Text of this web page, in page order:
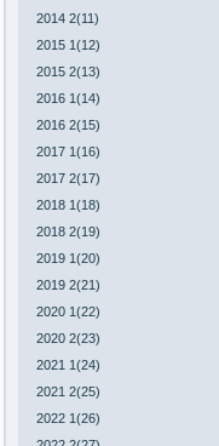
2014 2(11)
2015 1(12)
2015 2(13)
2016 1(14)
2016 2(15)
2017 1(16)
2017 2(17)
2018 1(18)
2018 2(19)
2019 1(20)
2019 2(21)
2020 1(22)
2020 2(23)
2021 1(24)
2021 2(25)
2022 1(26)